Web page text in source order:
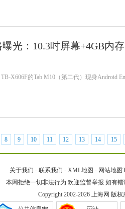
光：10.3吋屏幕+4GB内
X606F的Tab M10（第二代）现身Android
8 9 10 11 12 13 14 15
关于我们 - 联系我们 - XML地图 - 网站地图
本网拒绝一切非法行为 欢迎监督举报 如有
Copyright 2002-2026 上海网 版权